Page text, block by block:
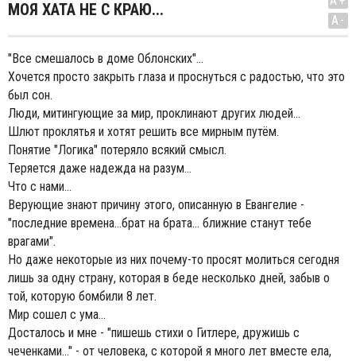
МОЯ ХАТА НЕ С КРАЮ...
A-
"Все смешалось в доме Облонских"...
Хочется просто закрыть глаза и проснуться с радостью, что это
был сон.
Люди, митингующие за мир, проклинают других людей...
Шлют проклятья и хотят решить все мирным путём.
Понятие "Логика" потеряло всякий смысл.
Теряется даже надежда на разум...
Что с нами...
Верующие знают причину этого, описанную в Евангелие -
"последние времена...брат на брата... ближние станут тебе
врагами".
Но даже некоторые из них почему-то просят молиться сегодня
лишь за одну страну, которая в беде несколько дней, забыв о
той, которую бомбили 8 лет.
Мир сошел с ума...
Досталось и мне - "пишешь стихи о Гитлере, дружишь с
чеченками..." - от человека, с которой я много лет вместе ела,